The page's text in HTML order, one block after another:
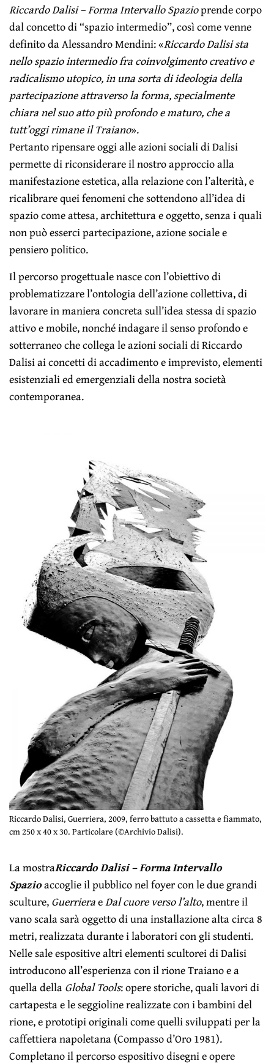
Riccardo Dalisi – Forma Intervallo Spazioprende corpo
dal concetto di “spazio intermedio”, così come venne
definito da Alessandro Mendini: «Riccardo Dalisi sta
nello spazio intermedio fra coinvolgimento creativo e
radicalismo utopico, in una sorta di ideologia della
partecipazione attraverso la forma, specialmente
chiara nel suo atto più profondo e maturo, che a
tutt’oggi rimane il Traiano».
Pertanto ripensare oggi alle azioni sociali di Dalisi
permette di riconsiderare il nostro approccio alla
manifestazione estetica, alla relazione con l’alterità, e
ricalibrare quei fenomeni che sottendono all’idea di
spazio come attesa, architettura e oggetto, senza i quali
non può esserci partecipazione, azione sociale e
pensiero politico.
Il percorso progettuale nasce con l’obiettivo di
problematizzare l’ontologia dell’azione collettiva, di
lavorare in maniera concreta sull’idea stessa di spazio
attivo e mobile, nonché indagare il senso profondo e
sotterraneo che collega le azioni sociali di Riccardo
Dalisi ai concetti di accadimento e imprevisto, elementi
esistenziali ed emergenziali della nostra società
contemporanea.
Riccardo Dalisi, Guerriera, 2009, ferro battuto a cassetta e fiammato,
cm 250 x 40 x 30. Particolare (©Archivio Dalisi).
La mostraRiccardo Dalisi – Forma Intervallo
Spazioaccoglie il pubblico nel foyer con le due grandi
sculture,GuerrieraeDal cuore verso l’alto, mentre il
vano scala sarà oggetto di una installazione alta circa 8
metri, realizzata durante i laboratori con gli studenti.
Nelle sale espositive altri elementi scultorei di Dalisi
introducono all’esperienza con il rione Traiano e a
quella dellaGlobal Tools: opere storiche, quali lavori di
cartapesta e le seggioline realizzate con i bambini del
rione, e prototipi originali come quelli sviluppati per la
caffettiera napoletana (Compasso d’Oro 1981).
Completano il percorso espositivo disegni e opere